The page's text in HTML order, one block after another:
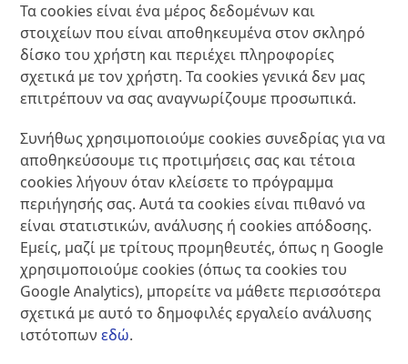
Τα cookies είναι ένα μέρος δεδομένων και
στοιχείων που είναι αποθηκευμένα στον σκληρό
δίσκο του χρήστη και περιέχει πληροφορίες
σχετικά με τον χρήστη. Τα cookies γενικά δεν μας
επιτρέπουν να σας αναγνωρίζουμε προσωπικά.
Συνήθως χρησιμοποιούμε cookies συνεδρίας για να
αποθηκεύσουμε τις προτιμήσεις σας και τέτοια
cookies λήγουν όταν κλείσετε το πρόγραμμα
περιήγησής σας. Αυτά τα cookies είναι πιθανό να
είναι στατιστικών, ανάλυσης ή cookies απόδοσης.
Εμείς, μαζί με τρίτους προμηθευτές, όπως η Google
χρησιμοποιούμε cookies (όπως τα cookies του
Google Analytics), μπορείτε να μάθετε περισσότερα
σχετικά με αυτό το δημοφιλές εργαλείο ανάλυσης
ιστότοπωνεδώ.